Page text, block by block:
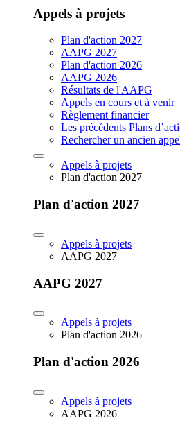
Appels à projets
Plan d'action 2027
AAPG 2027
Plan d'action 2026
AAPG 2026
Résultats de l'AAPG
Appels en cours et à venir
Règlement financier
Les précédents Plans
Rechercher un ancien
Appels à projets
Plan d'action 2027
Plan d'action 2027
Appels à projets
AAPG 2027
AAPG 2027
Appels à projets
Plan d'action 2026
Plan d'action 2026
Appels à projets
AAPG 2026